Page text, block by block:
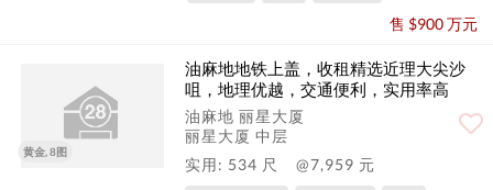
售 $900 万元
黄金, 8图
油麻地地铁上盖，收租精选近理大尖沙
咀，地理优越，交通便利，实用率高
油麻地 丽星大厦
丽星大厦 中层
实用: 534 尺
@7,959 元